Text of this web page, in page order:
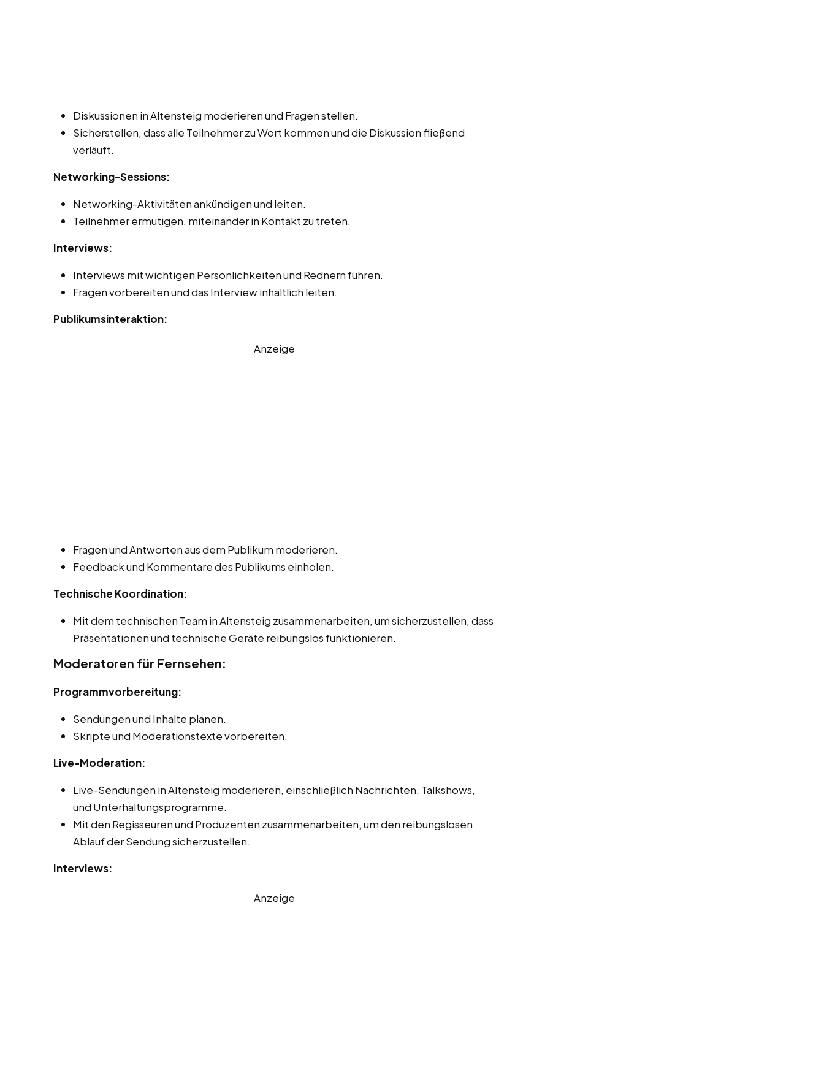
Diskussionen in Altensteig moderieren und Fragen stellen.
Sicherstellen, dass alle Teilnehmer zu Wort kommen und die Diskussion fließend
verläuft.
Networking-Sessions:
Networking-Aktivitäten ankündigen und leiten.
Teilnehmer ermutigen, miteinander in Kontakt zu treten.
Interviews:
Interviews mit wichtigen Persönlichkeiten und Rednern führen.
Fragen vorbereiten und das Interview inhaltlich leiten.
Publikumsinteraktion:
Anzeige
Fragen und Antworten aus dem Publikum moderieren.
Feedback und Kommentare des Publikums einholen.
Technische Koordination:
Mit dem technischen Team in Altensteig zusammenarbeiten, um sicherzustellen, dass
Präsentationen und technische Geräte reibungslos funktionieren.
Moderatoren für Fernsehen:
Programmvorbereitung:
Sendungen und Inhalte planen.
Skripte und Moderationstexte vorbereiten.
Live-Moderation:
Live-Sendungen in Altensteig moderieren, einschließlich Nachrichten, Talkshows,
und Unterhaltungsprogramme.
Mit den Regisseuren und Produzenten zusammenarbeiten, um den reibungslosen
Ablauf der Sendung sicherzustellen.
Interviews:
Anzeige